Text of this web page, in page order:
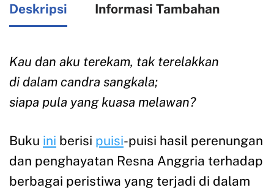
Deskripsi Informasi Tambahan
Kau dan aku terekam, tak terelakkan
di dalam candra sangkala;
siapa pula yang kuasa melawan?
Buku ini berisi puisi-puisi hasil perenungan
dan penghayatan Resna Anggria terhadap
berbagai peristiwa yang terjadi di dalam